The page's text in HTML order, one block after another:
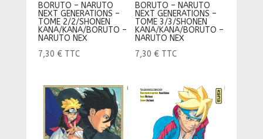
BORUTO – NARUTO
NEXT GENERATIONS –
TOME 2/2/SHONEN
KANA/KANA/BORUTO –
NARUTO NEX
7,30 € TTC
BORUTO – NARUTO
NEXT GENERATIONS –
TOME 3/3/SHONEN
KANA/KANA/BORUTO –
NARUTO NEX
7,30 € TTC